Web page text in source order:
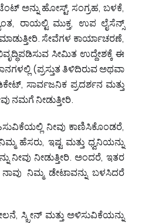
ಅನ್ನು ಹೋಸ್ಟ್‌, ಸಂಗ್ರಹ, ಬಳಕೆ,
ರಾಯಲ್ಟಿ ಮುಕ್ತ, ಉಪ ಲೈಸೆನ್ಸ್
ಸೇವೆಗಳ ಕಾರ್ಯಾಚರಣೆ,
ಸೀಮಿತ ಉದ್ದೇಶಕ್ಕೆ ಈ
(ಪ್ರಸ್ತುತ ತಿಳಿದಿರುವ ಅಥವಾ
ಸಾರ್ವಜನಿಕ ಪ್ರದರ್ಶನ ಮತ್ತು
ನಮಗೆ ನೀಡುತ್ತೀರಿ.
ನೀವು ಕಾಣಿಸಿಕೊಂಡರೆ,
ಹೆಸರು, ಇಷ್ಟ ಮತ್ತು ಧ್ವನಿಯನ್ನು
ನೀಡುತ್ತೀರಿ. ಅಂದರೆ, ಇತರ
ನಿಮ್ಮ ಡೇಟಾವನ್ನು ಬಳಸಿದರೆ
ಸ್ಕ್ರೀನ್‌ ಮತ್ತು ಅಳಿಸುವಿಕೆಯನ್ನು